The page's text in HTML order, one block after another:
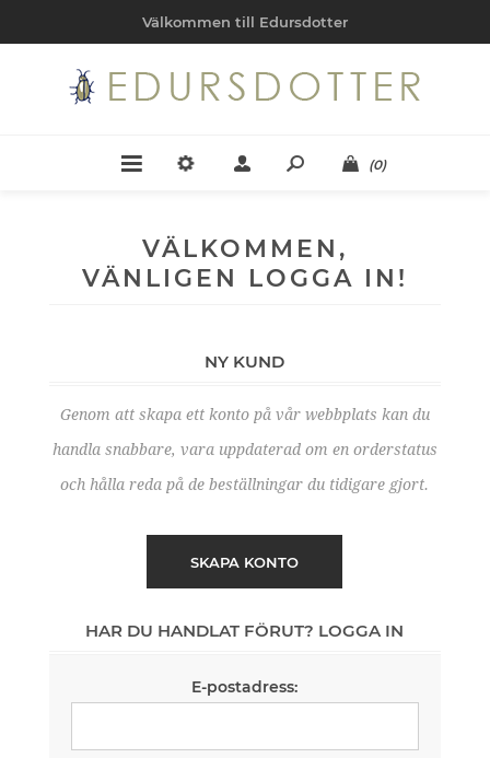
Välkommen till Edursdotter
(0)
VÄLKOMMEN,
VÄNLIGEN LOGGA IN!
NY KUND
Genom att skapa ett konto på vår webbplats kan du
handla snabbare, vara uppdaterad om en orderstatus
och hålla reda på de beställningar du tidigare gjort.
SKAPA KONTO
HAR DU HANDLAT FÖRUT? LOGGA IN
E-postadress: